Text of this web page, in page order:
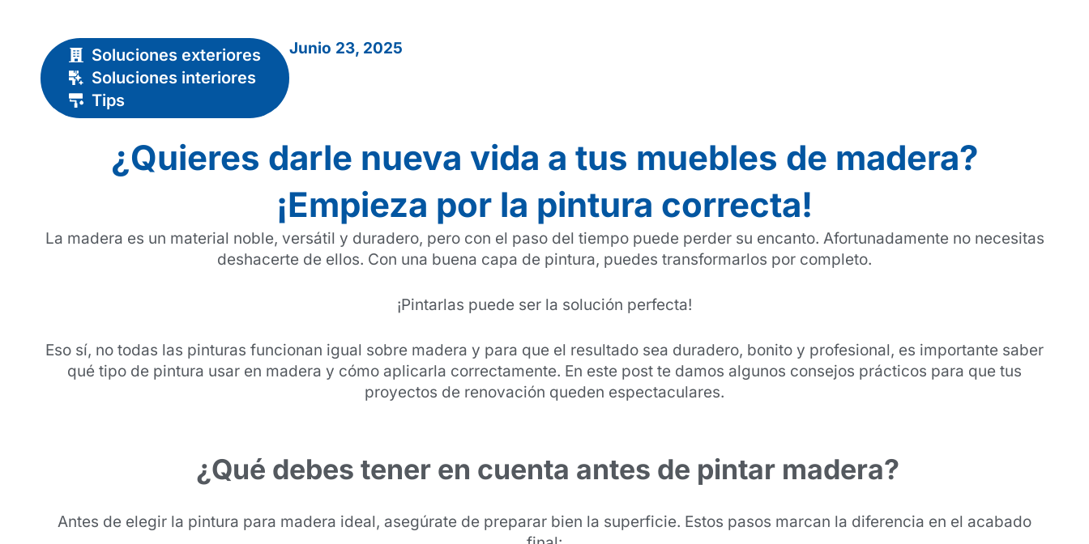
Soluciones exteriores
Soluciones interiores
Tips
Junio 23, 2025
¿Quieres darle nueva vida a tus muebles de madera?
¡Empieza por la pintura correcta!
La madera es un material noble, versátil y duradero, pero con el paso del tiempo puede perder su encanto. Afortunadamente no necesitas
deshacerte de ellos. Con una buena capa de pintura, puedes transformarlos por completo.
¡Pintarlas puede ser la solución perfecta!
Eso sí, no todas las pinturas funcionan igual sobre madera y para que el resultado sea duradero, bonito y profesional, es importante saber
qué tipo de pintura usar en madera y cómo aplicarla correctamente. En este post te damos algunos consejos prácticos para que tus
proyectos de renovación queden espectaculares.
¿Qué debes tener en cuenta antes de pintar madera?
Antes de elegir la pintura para madera ideal, asegúrate de preparar bien la superficie. Estos pasos marcan la diferencia en el acabado